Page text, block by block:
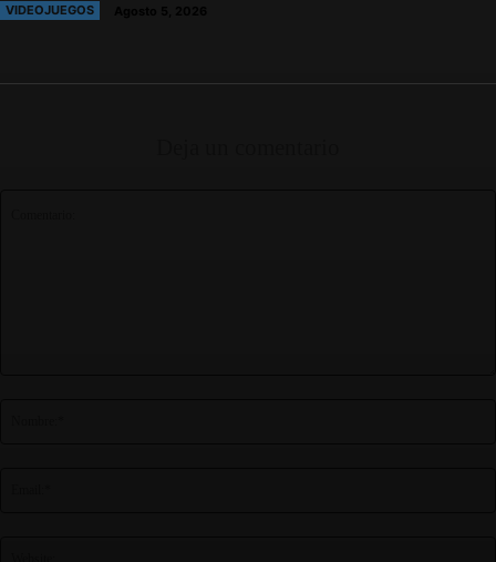
VIDEOJUEGOS